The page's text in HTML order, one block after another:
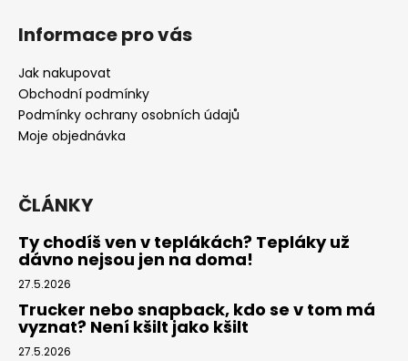
Informace pro vás
Jak nakupovat
Obchodní podmínky
Podmínky ochrany osobních údajů
Moje objednávka
ČLÁNKY
Ty chodíš ven v teplákách? Tepláky už
dávno nejsou jen na doma!
27.5.2026
Trucker nebo snapback, kdo se v tom má
vyznat? Není kšilt jako kšilt
27.5.2026